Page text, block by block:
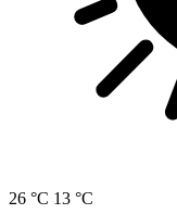
26 °C 13 °C